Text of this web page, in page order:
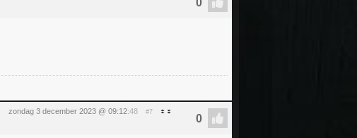
zondag 3 december 2023 @ 09:12:48 #7